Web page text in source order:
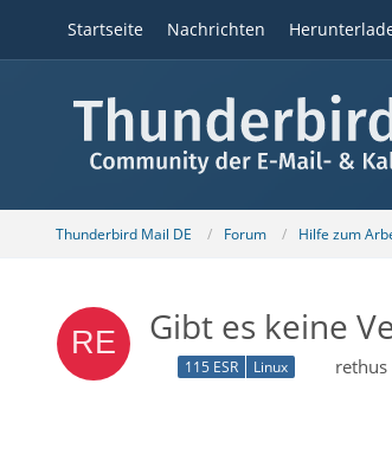
Startseite Nachrichten
Thunderbird Mail DE Forum Hilfe zum
Gibt es keine
115 ESR Linux rethus